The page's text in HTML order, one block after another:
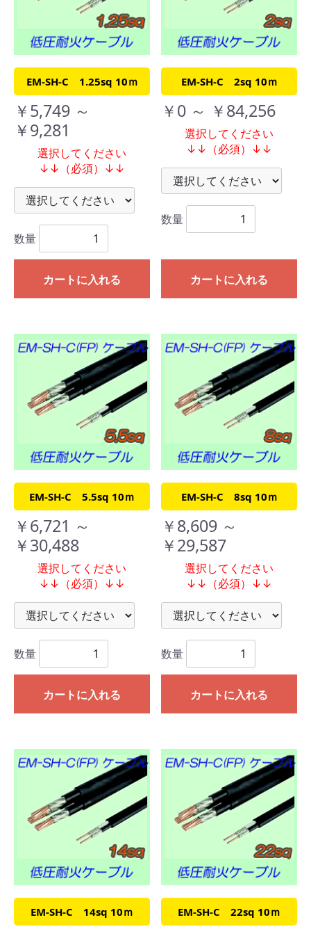
EM-SH-C 1.25sq 10ｍ
￥5,749 ～
￥9,281
選択してください
↓↓（必須）↓↓
数量
カートに入れる
EM-SH-C 2sq 10ｍ
￥0 ～ ￥84,256
選択してください
↓↓（必須）↓↓
数量
カートに入れる
EM-SH-C 5.5sq 10ｍ
￥6,721 ～
￥30,488
選択してください
↓↓（必須）↓↓
数量
カートに入れる
EM-SH-C 8sq 10ｍ
￥8,609 ～
￥29,587
選択してください
↓↓（必須）↓↓
数量
カートに入れる
EM-SH-C 14sq 10ｍ EM-SH-C 22sq 10ｍ